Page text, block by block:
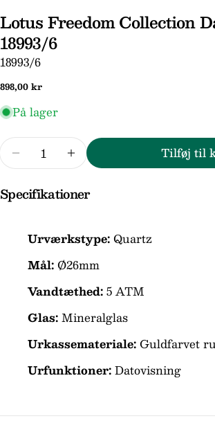
Lotus Freedom Collection
18993/6
SKU:
18993/6
Normal
898,00 kr
På lager
Reducer mængden for Lotus
Forøg mængden for
Tilføj til
Specifikationer
Urværkstype: Quartz
Mål: Ø26mm
Vandtæthed:5 ATM
Glas:Mineralglas
Urkassemateriale: Guldfarvet
Urfunktioner:Datovisning
Stil et spørgsmål
Dit
Din
Din
Din
besked
Felterne markeret med * er obligatoriske.
Send spørgsmål